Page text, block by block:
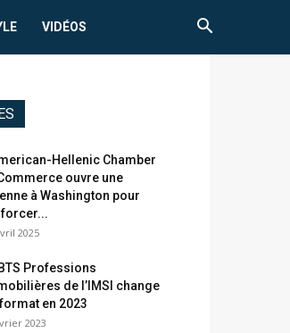
VIDÉOS
Hellenic Chamber
ouvre une
à Washington pour
2025
Professions
de l’IMSI change
en 2023
2023